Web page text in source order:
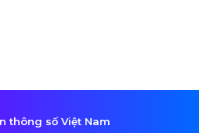
thông số Việt Nam